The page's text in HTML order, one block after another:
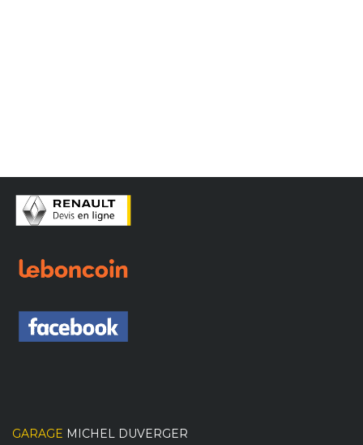
GARAGE MICHEL DUVERGER